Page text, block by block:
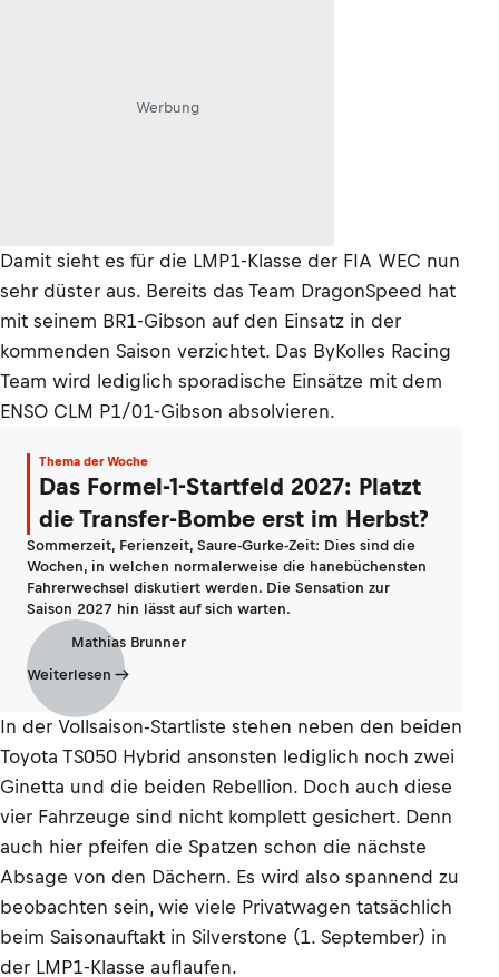
Werbung
Damit sieht es für die LMP1-Klasse der FIA WEC nun
sehr düster aus. Bereits das Team DragonSpeed hat
mit seinem BR1-Gibson auf den Einsatz in der
kommenden Saison verzichtet. Das ByKolles Racing
Team wird lediglich sporadische Einsätze mit dem
ENSO CLM P1/01-Gibson absolvieren.
Thema der Woche
Das Formel-1-Startfeld 2027: Platzt
die Transfer-Bombe erst im Herbst?
Sommerzeit, Ferienzeit, Saure-Gurke-Zeit: Dies sind die
Wochen, in welchen normalerweise die hanebüchensten
Fahrerwechsel diskutiert werden. Die Sensation zur
Saison 2027 hin lässt auf sich warten.
Mathias Brunner
Weiterlesen
In der Vollsaison-Startliste stehen neben den beiden
Toyota TS050 Hybrid ansonsten lediglich noch zwei
Ginetta und die beiden Rebellion. Doch auch diese
vier Fahrzeuge sind nicht komplett gesichert. Denn
auch hier pfeifen die Spatzen schon die nächste
Absage von den Dächern. Es wird also spannend zu
beobachten sein, wie viele Privatwagen tatsächlich
beim Saisonauftakt in Silverstone (1. September) in
der LMP1-Klasse auflaufen.